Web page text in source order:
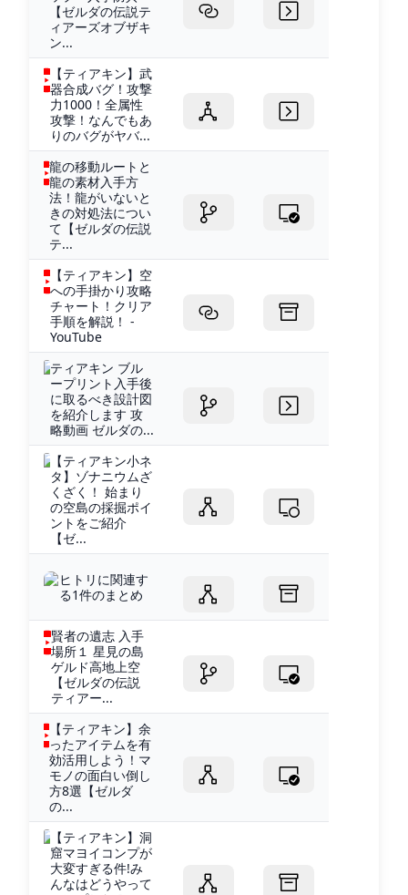
【ゼルダの伝説テ
ィアーズオブザキ
ン...
【ティアキン】武
器合成バグ！攻撃
力1000！全属性
攻撃！なんでもあ
りのバグがヤバ...
龍の移動ルートと
龍の素材入手方
法！龍がいないと
きの対処法につい
て【ゼルダの伝説
テ...
【ティアキン】空
への手掛かり攻略
チャート！クリア
手順を解説！ -
YouTube
ティアキン ブル
ープリント入手後
に取るべき設計図
を紹介します 攻
略動画 ゼルダの...
【ティアキン小ネ
タ】ゾナニウムざ
くざく！ 始まり
の空島の採掘ポイ
ントをご紹介
【ゼ...
ヒトリに関連す
る1件のまとめ
賢者の遺志 入手
場所１ 星見の島
ゲルド高地上空
【ゼルダの伝説
ティアー...
【ティアキン】余
ったアイテムを有
効活用しよう！マ
モノの面白い倒し
方8選【ゼルダ
の...
【ティアキン】洞
窟マヨイコンプが
大変すぎる件!み
んなはどうやって